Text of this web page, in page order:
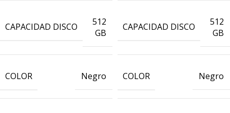
CAPACIDAD DISCO
512
GB
COLOR Negro
CAPACIDAD DISCO
512
GB
COLOR Negro